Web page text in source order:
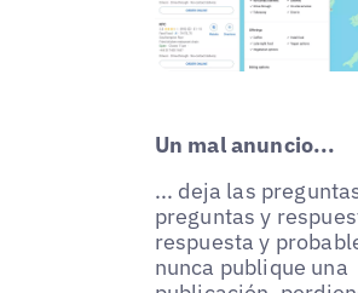
Un mal anuncio...
... deja las
preguntas y
respuesta y
nunca publique una